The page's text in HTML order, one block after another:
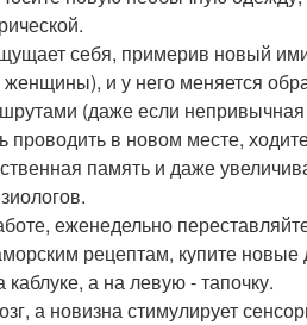
себя, примерив новый
и у него меняется
(даже если
проводить в новом месте,
память и даже
еженедельно
рецептам, купите
а на левую - тапочку.
а новизна стимулирует